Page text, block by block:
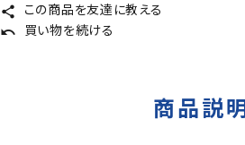
share この商品を友達に教える
undo 買い物を続ける
商品説明